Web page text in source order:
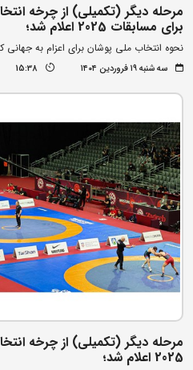
مرحله دیگر (تکمیلی) از چرخه
برای مسابقات 2025 اعلام شد؛
نحوه انتخاب ملی پوشان برای اعزام به
سه شنبه ۱۹ فروردین ۱۴۰۴ 15:38
مرحله دیگر (تکمیلی) از چرخه
2025 اعلام شد؛